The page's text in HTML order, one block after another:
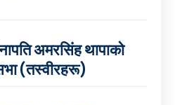
अमरसिंह थापाको
(तस्वीरहरू)